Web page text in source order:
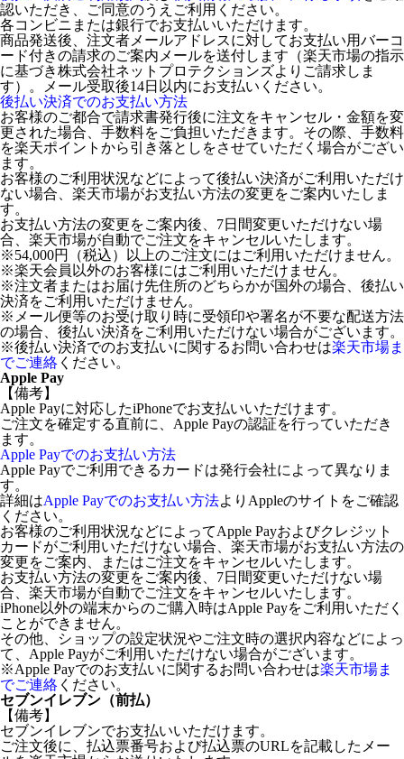
認いただき、ご同意のうえご利用ください。
各コンビニまたは銀行でお支払いいただけます。
商品発送後、注文者メールアドレスに対してお支払い用バーコ
ード付きの請求のご案内メールを送付します（楽天市場の指示
に基づき株式会社ネットプロテクションズよりご請求しま
す）。メール受取後14日以内にお支払いください。
後払い決済でのお支払い方法
お客様のご都合で請求書発行後に注文をキャンセル・金額を変
更された場合、手数料をご負担いただきます。その際、手数料
を楽天ポイントから引き落としをさせていただく場合がござい
ます。
お客様のご利用状況などによって後払い決済がご利用いただけ
ない場合、楽天市場がお支払い方法の変更をご案内いたしま
す。
お支払い方法の変更をご案内後、7日間変更いただけない場
合、楽天市場が自動でご注文をキャンセルいたします。
※54,000円（税込）以上のご注文にはご利用いただけません。
※楽天会員以外のお客様にはご利用いただけません。
※注文者またはお届け先住所のどちらかが国外の場合、後払い
決済をご利用いただけません。
※メール便等のお受け取り時に受領印や署名が不要な配送方法
の場合、後払い決済をご利用いただけない場合がございます。
※後払い決済でのお支払いに関するお問い合わせは楽天市場ま
でご連絡 ください。
Apple Pay
【備考】
Apple Payに対応したiPhoneでお支払いいただけます。
ご注文を確定する直前に、Apple Payの認証を行っていただき
ます。
Apple Payでのお支払い方法
Apple Payでご利用できるカードは発行会社によって異なりま
す。
詳細はApple Payでのお支払い方法よりAppleのサイトをご確認
ください。
お客様のご利用状況などによってApple Payおよびクレジット
カードがご利用いただけない場合、楽天市場がお支払い方法の
変更をご案内、またはご注文をキャンセルいたします。
お支払い方法の変更をご案内後、7日間変更いただけない場
合、楽天市場が自動でご注文をキャンセルいたします。
iPhone以外の端末からのご購入時はApple Payをご利用いただく
ことができません。
その他、ショップの設定状況やご注文時の選択内容などによっ
て、Apple Payがご利用いただけない場合がございます。
※Apple Payでのお支払いに関するお問い合わせは楽天市場ま
でご連絡 ください。
セブンイレブン（前払）
【備考】
セブンイレブンでお支払いいただけます。
ご注文後に、払込票番号および払込票のURLを記載したメー